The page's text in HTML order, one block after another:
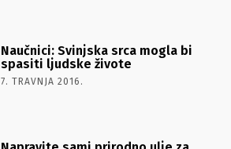
Naučnici: Svinjska srca mogla bi
spasiti ljudske živote
7. TRAVNJA 2016.